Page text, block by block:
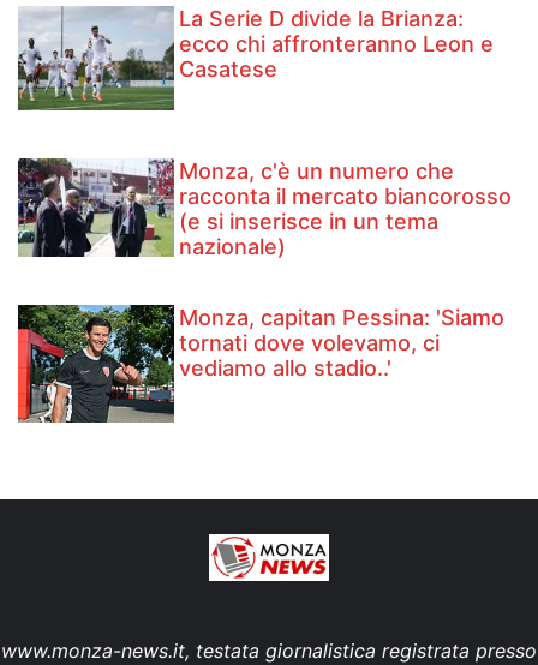
La Serie D divide la Brianza:
ecco chi affronteranno Leon e
Casatese
Monza, c'è un numero che
racconta il mercato biancorosso
(e si inserisce in un tema
nazionale)
Monza, capitan Pessina: 'Siamo
tornati dove volevamo, ci
vediamo allo stadio..'
www.monza-news.it, testata giornalistica registrata presso